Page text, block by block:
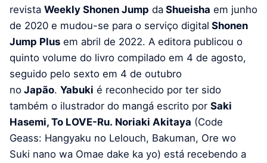
revista Weekly Shonen Jump da Shueisha em junho
de 2020 e mudou-se para o serviço digital Shonen
Jump Plus em abril de 2022. A editora publicou o
quinto volume do livro compilado em 4 de agosto,
seguido pelo sexto em 4 de outubro
no Japão. Yabuki é reconhecido por ter sido
também o ilustrador do mangá escrito por Saki
Hasemi, To LOVE-Ru. Noriaki Akitaya (Code
Geass: Hangyaku no Lelouch, Bakuman, Ore wo
Suki nano wa Omae dake ka yo) está recebendo a